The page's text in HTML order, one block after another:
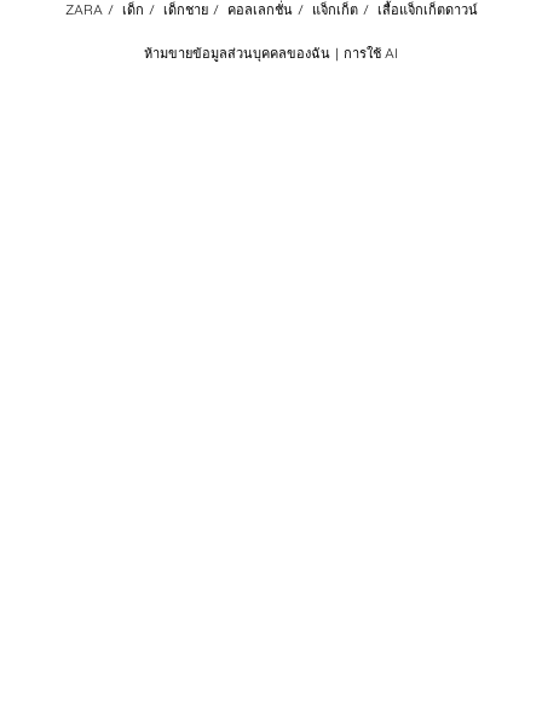
ห้ามขายข้อมูลส่วนบุคคลของฉัน การใช้ AI
ZARA / เด็ก / เด็กชาย / คอลเลกชั่น / แจ็กเก็ต / เสื้อแจ็กเก็ตดาวน์